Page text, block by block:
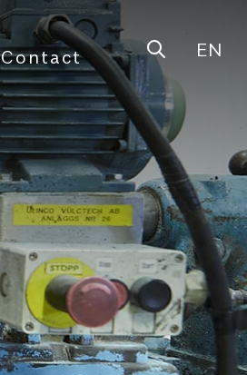
Contact OpenEN